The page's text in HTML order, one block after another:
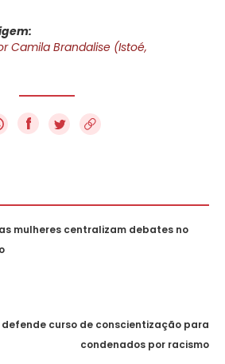
Camila Brandalise (Istoé,
f
mulheres centralizam debates no
defende curso de conscientização para
condenados por racismo